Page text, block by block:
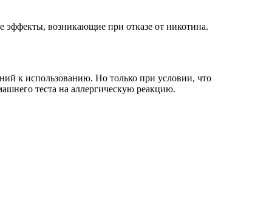
эффекты, возникающие при отказе от никотина.
к использованию. Но только при условии, что
теста на аллергическую реакцию.